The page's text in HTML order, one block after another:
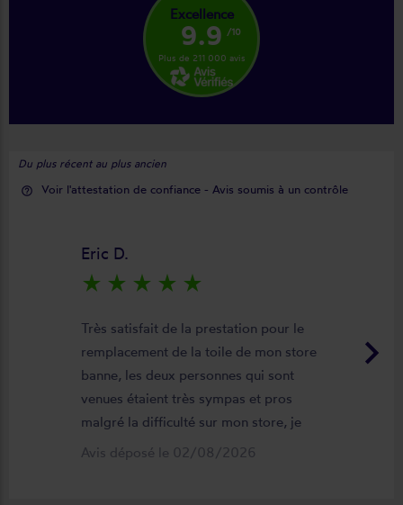
Excellence
9.9 /10
Plus de 211 000 avis
Du plus récent au plus ancien
help_outline Voir l'attestation de confiance - Avis soumis à un contrôle
keyboard_arrow_right
Eric D.
star_rate star_rate star_rate star_rate star_rate
Très satisfait de la prestation pour le
remplacement de la toile de mon store
banne, les deux personnes qui sont
venues étaient très sympas et pros
malgré la difficulté sur mon store, je
suis satisfait du résultat et du
Avis déposé le 02/08/2026